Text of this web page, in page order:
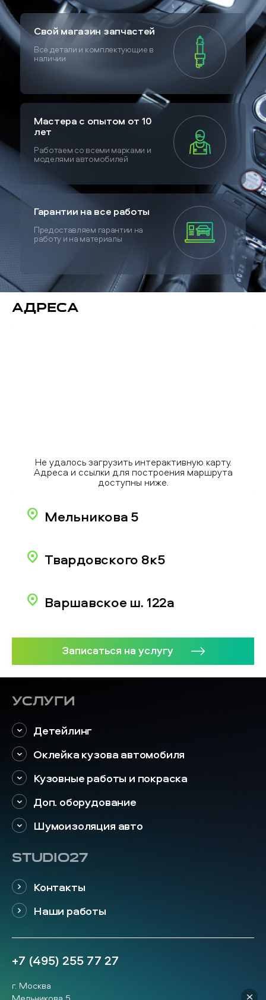
Свой магазин запчастей
Все детали и комплектующие в
наличии
Мастера с опытом от 10
лет
Работаем со всеми марками и
моделями автомобилей
Гарантии на все работы
Предоставляем гарантии на
работу и на материалы
Адреса
Не удалось загрузить интерактивную карту.
Адреса и ссылки для построения маршрута
доступны ниже.
Мельникова 5
Твардовского 8к5
Варшавское ш. 122а
Записаться на услугу
Услуги
Детейлинг
Оклейка кузова автомобиля
Кузовные работы и покраска
Доп. оборудование
Шумоизоляция авто
STUDIO27
Контакты
Наши работы
+7 (495) 255 77 27
г. Москва
Мельникова 5